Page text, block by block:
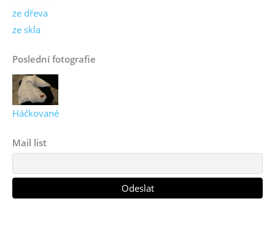
ze dřeva
ze skla
Poslední fotografie
Háčkované
Mail list